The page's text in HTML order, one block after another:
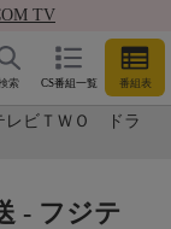
TV
CS番組一覧 番組表
索
レビＴＷＯ ドラ
- フジテ